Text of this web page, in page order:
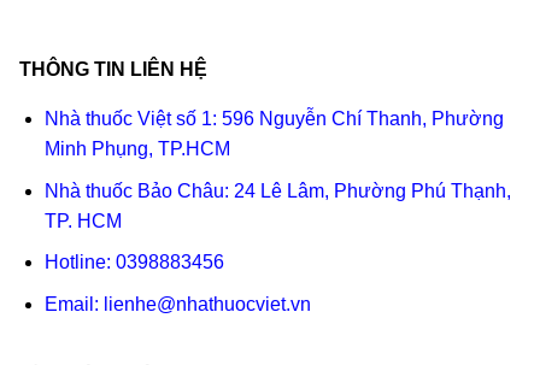
THÔNG TIN LIÊN HỆ
Nhà thuốc Việt số 1: 596 Nguyễn Chí Thanh, Phường
Minh Phụng, TP.HCM
Nhà thuốc Bảo Châu: 24 Lê Lâm, Phường Phú Thạnh,
TP. HCM
Hotline: 0398883456
Email: lienhe@nhathuocviet.vn